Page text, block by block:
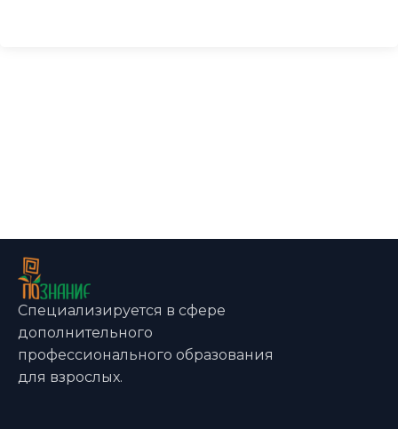
Специализируется в сфере
дополнительного
профессионального образования
для взрослых.